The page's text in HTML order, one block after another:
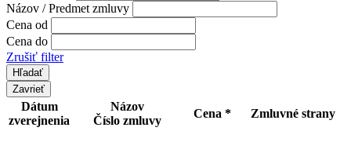
Názov / Predmet zmluvy
Cena od
Cena do
Zrušiť filter
Zavrieť
Dátum
zverejnenia
Názov
Číslo zmluvy
Cena * Zmluvné strany